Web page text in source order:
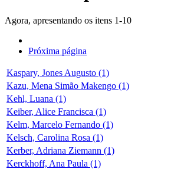
Agora, apresentando os itens 1-10
Próxima página
Kaspary, Jones Augusto (1)
Kazu, Mena Simão Makengo (1)
Kehl, Luana (1)
Keiber, Alice Francisca (1)
Kelm, Marcelo Fernando (1)
Kelsch, Carolina Rosa (1)
Kerber, Adriana Ziemann (1)
Kerckhoff, Ana Paula (1)